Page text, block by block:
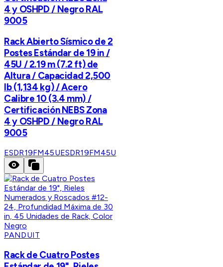
4 y OSHPD / Negro RAL
9005
Rack Abierto Sísmico de 2
Postes Estándar de 19 in /
45U / 2.19 m (7.2 ft) de
Altura / Capacidad 2,500
lb (1,134 kg) / Acero
Calibre 10 (3.4 mm) /
Certificación NEBS Zona
4 y OSHPD / Negro RAL
9005
ESDR19FM45UESDR19FM45U
PANDUIT
Rack de Cuatro Postes